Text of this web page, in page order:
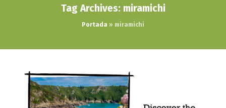
Tag Archives: miramichi
Portada » miramichi